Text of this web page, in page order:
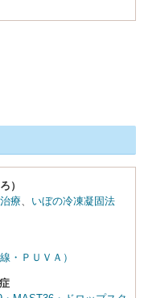
）
療
いぼの冷凍凝固法
・ＰＵＶＡ）